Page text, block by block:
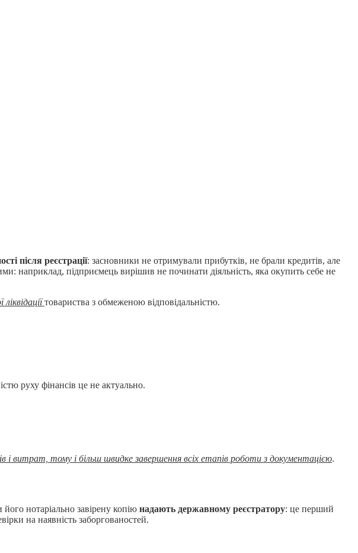
після реєстрації: засновники не отримували прибутків, не брали кредитів, але
наприклад, підприємець вирішив не починати діяльність, яка окупить себе не
товариства з обмеженою відповідальністю.
руху фінансів це не актуально.
і витрат, тому і більш швидке завершення всіх етапів роботи з документацією.
нотаріально завірену копію надають державному реєстратору: це перший
на наявність заборгованостей.